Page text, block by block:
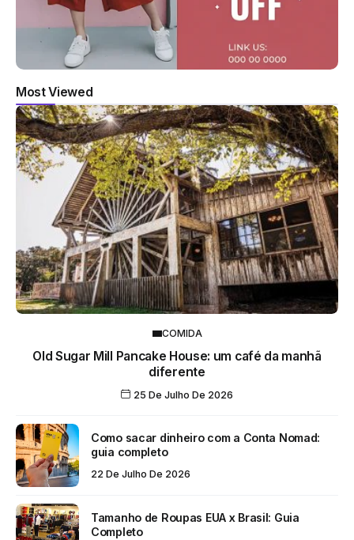
Most Viewed
COMIDA
Old Sugar Mill Pancake House: um café da manhã
diferente
25 De Julho De 2026
Como sacar dinheiro com a Conta Nomad:
guia completo
22 De Julho De 2026
Tamanho de Roupas EUA x Brasil: Guia
Completo